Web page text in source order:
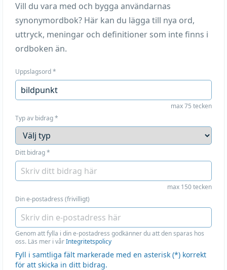
Vill du vara med och bygga användarnas
synonymordbok? Här kan du lägga till nya ord,
uttryck, meningar och definitioner som inte finns i
ordboken än.
Uppslagsord*
max 75 tecken
Typ av bidrag*
Ditt bidrag*
max 150 tecken
Din e-postadress (frivilligt)
Genom att fylla i din e-postadress godkänner du att den sparas hos
oss. Läs mer i vårIntegritetspolicy
Fyll i samtliga fält markerade med en asterisk (*) korrekt
för att skicka in ditt bidrag.